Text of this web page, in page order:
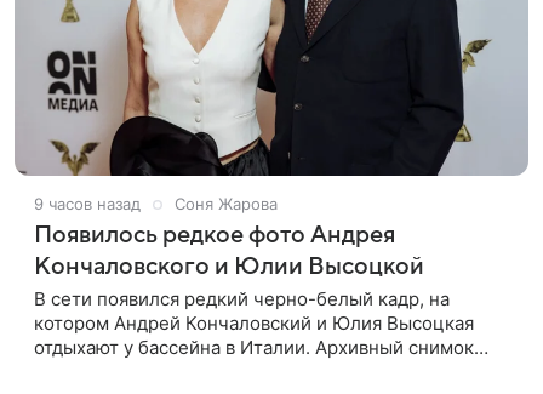
9 часов назад Соня Жарова
Появилось редкое фото Андрея
Кончаловского и Юлии Высоцкой
В сети появился редкий черно-белый кадр, на
котором Андрей Кончаловский и Юлия Высоцкая
отдыхают у бассейна в Италии. Архивный снимок